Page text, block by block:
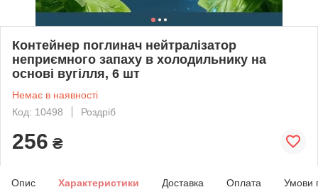
Контейнер поглинач нейтралізатор
неприємного запаху в холодильнику на
основі вугілля, 6 шт
Немає в наявності
Код: 10498
Роздріб
256 ₴
Опис Характеристики Доставка Оплата Умови